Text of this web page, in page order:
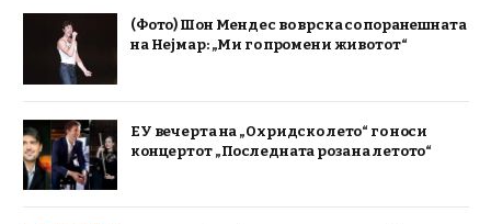
(Фото) Шон Мендес во врска со поранешната
на Нејмар: „Ми го промени животот“
ЕУ вечерта на „Охридско лето“ го носи
концертот „Последната роза на летото“